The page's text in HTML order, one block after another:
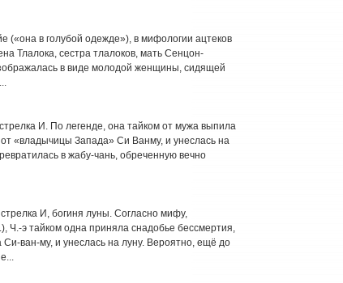
(«она в голубой одежде»), в мифологии ацтеков
Тлалока, сестра тлалоков, мать Сенцон-
в виде молодой женщины, сидящей
И. По легенде, она тайком от мужа выпила
«владычицы Запада» Си Ванму, и унеслась на
в жабу-чань, обреченную вечно
И, богиня луны. Согласно мифу,
Ч.-э тайком одна приняла снадобье бессмертия,
ван-му, и унеслась на луну. Вероятно, ещё до